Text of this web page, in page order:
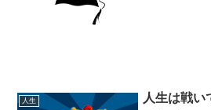
人生 人生は戦い